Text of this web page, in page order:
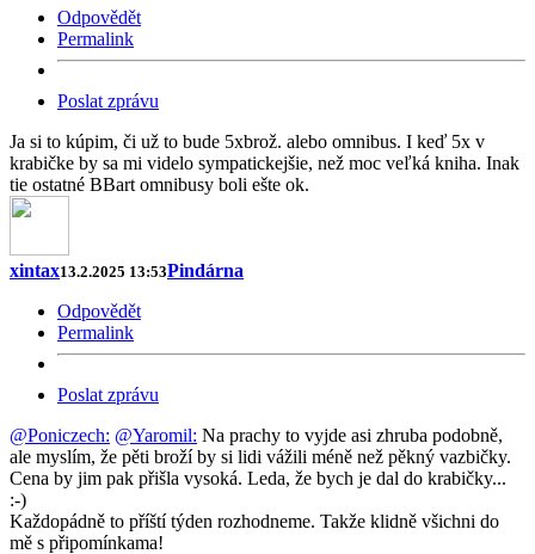
Odpovědět
Permalink
Poslat zprávu
Ja si to kúpim, či už to bude 5xbrož. alebo omnibus. I keď 5x v
krabičke by sa mi videlo sympatickejšie, než moc veľká kniha. Inak
tie ostatné BBart omnibusy boli ešte ok.
xintax13.2.2025 13:53Pindárna
Odpovědět
Permalink
Poslat zprávu
@Poniczech: @Yaromil: Na prachy to vyjde asi zhruba podobně,
ale myslím, že pěti broží by si lidi vážili méně než pěkný vazbičky.
Cena by jim pak přišla vysoká. Leda, že bych je dal do krabičky...
:-)
Každopádně to příští týden rozhodneme. Takže klidně všichni do
mě s připomínkama!